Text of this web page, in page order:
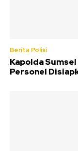
Berita Polisi
Kapolda
Personel